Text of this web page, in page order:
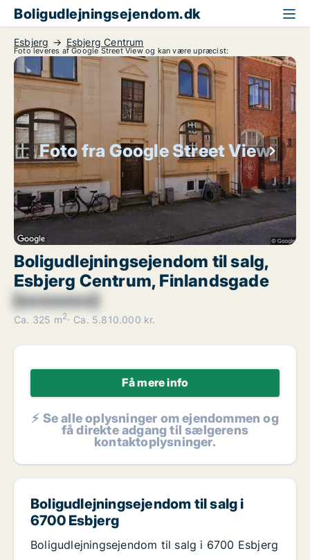
Boligudlejningsejendom.dk
Esbjerg Esbjerg Centrum
Foto leveres af Google Street View og kan være upræcist:
Foto fra Google Street View
Boligudlejningsejendom til salg,
Esbjerg Centrum, Finlandsgade
[xxxxxxxx]
Ca. 325 m2 Ca. 5.810.000 kr.
Få mere info
⚡ Se alle oplysninger om ejendommen og
få direkte adgang til sælgerens
kontaktoplysninger.
Boligudlejningsejendom til salg i
6700 Esbjerg
Boligudlejningsejendom til salg i 6700 Esbjerg